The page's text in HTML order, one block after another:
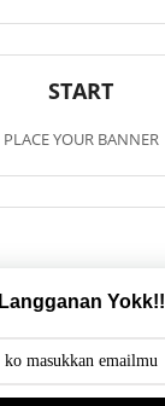
START
PLACE YOUR BANNER
Langganan Yokk!!